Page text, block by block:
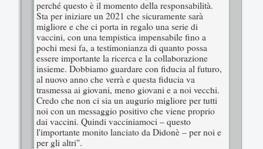
perché questo è il momento della responsabilità.
Sta per iniziare un 2021 che sicuramente sarà
migliore e che ci porta in regalo una serie di
vaccini, con una tempistica impensabile fino a
pochi mesi fa, a testimonianza di quanto possa
essere importante la ricerca e la collaborazione
insieme. Dobbiamo guardare con fiducia al futuro,
al nuovo anno che verrà e questa fiducia va
trasmessa ai giovani, meno giovani e a noi vecchi.
Credo che non ci sia un augurio migliore per tutti
noi con un messaggio positivo che viene proprio
dai vaccini. Quindi vacciniamoci – questo
l'importante monito lanciato da Didonè – per noi e
per gli altri".